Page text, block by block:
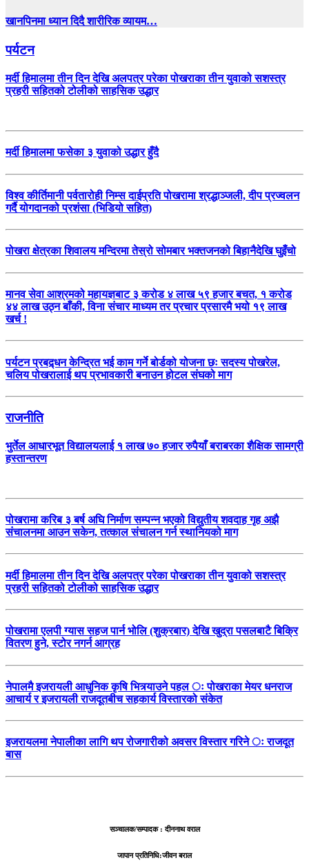
खानपिनमा ध्यान दिदै शारीरिक व्यायम…
पर्यटन
मर्दी हिमालमा तीन दिन देखि अलपत्र परेका पोखराका तीन युवाको सशस्त्र
प्रहरी सहितको टोलीको साहसिक उद्धार
मर्दी हिमालमा फसेका ३ युवाको उद्धार हुँदै
विश्व कीर्तिमानी पर्वतारोही निम्स दाईप्रति पोखरामा श्रद्धाञ्जली, दीप प्रज्वलन
गर्दै योगदानको प्रशंसा (भिडियो सहित)
पोखरा क्षेत्रका शिवालय मन्दिरमा तेस्रो सोमबार भक्तजनको बिहानैदेखि घुइँचो
मानव सेवा आश्रमको महायज्ञबाट ३ करोड ४ लाख ५९ हजार बचत, १ करोड
४४ लाख उठ्न बाँकी, विना संचार माध्यम तर प्रचार प्रसारमै भयो १९ लाख
खर्च !
पर्यटन प्रबद्र्धन केन्द्रित भई काम गर्ने बोर्डको योजना छः सदस्य पोखरेल,
चलिय पोखरालाई थप प्रभावकारी बनाउन होटल संघको माग
राजनीति
भुर्तेल आधारभूत विद्यालयलाई १ लाख ७० हजार रुपैयाँ बराबरका शैक्षिक सामग्री
हस्तान्तरण
पोखरामा करिब ३ बर्ष अघि निर्माण सम्पन्न भएको विद्युतीय शवदाह गृह अझै
संचालनमा आउन सकेन, तत्काल संचालन गर्न स्थानियको माग
मर्दी हिमालमा तीन दिन देखि अलपत्र परेका पोखराका तीन युवाको सशस्त्र
प्रहरी सहितको टोलीको साहसिक उद्धार
पोखरामा एलपी ग्यास सहज पार्न भोलि (शुक्रबार) देखि खुद्रा पसलबाटै बिक्रि
वितरण हुने, स्टोर नगर्न आग्रह
नेपालमै इजरायली आधुनिक कृषि भित्र्याउने पहल ः पोखराका मेयर धनराज
आचार्य र इजरायली राजदूतबीच सहकार्य विस्तारको संकेत
इजरायलमा नेपालीका लागि थप रोजगारीको अवसर विस्तार गरिने ः राजदूत
बास
सञ्चालक/सम्पादक : दीननाथ वराल
जापान प्रतिनिधि:जीवन बराल